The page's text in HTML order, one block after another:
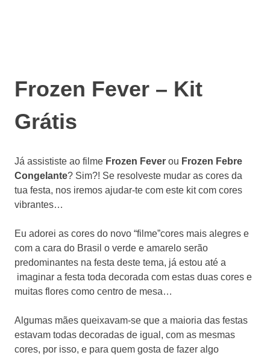
Frozen Fever – Kit
Grátis
Já assististe ao filme Frozen Fever ou Frozen Febre
Congelante? Sim?! Se resolveste mudar as cores da
tua festa, nos iremos ajudar-te com este kit com cores
vibrantes…
Eu adorei as cores do novo “filme”cores mais alegres e
com a cara do Brasil o verde e amarelo serão
predominantes na festa deste tema, já estou até a
imaginar a festa toda decorada com estas duas cores e
muitas flores como centro de mesa…
Algumas mães queixavam-se que a maioria das festas
estavam todas decoradas de igual, com as mesmas
cores, por isso, e para quem gosta de fazer algo